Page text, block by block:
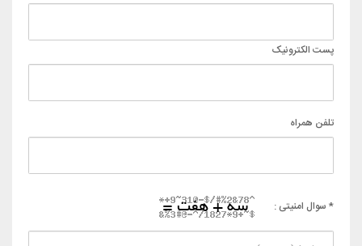
پست الکترونیک
تلفن همراه
* سوال امنیتی :